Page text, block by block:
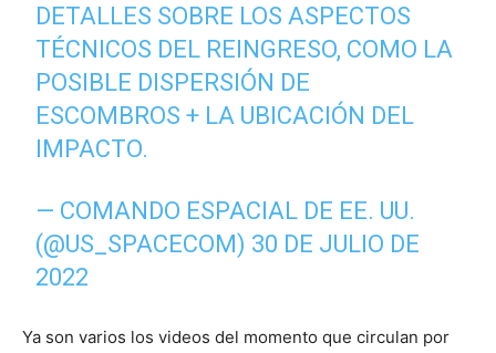
DETALLES SOBRE LOS ASPECTOS
TÉCNICOS DEL REINGRESO, COMO LA
POSIBLE DISPERSIÓN DE
ESCOMBROS + LA UBICACIÓN DEL
IMPACTO.
— COMANDO ESPACIAL DE EE. UU.
(@US_SPACECOM) 30 DE JULIO DE
2022
Ya son varios los videos del momento que circulan por